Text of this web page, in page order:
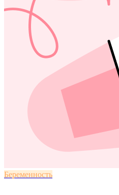
Беременность